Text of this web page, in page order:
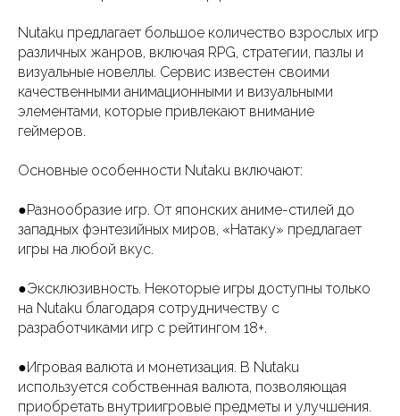
Nutaku предлагает большое количество взрослых игр
различных жанров, включая RPG, стратегии, пазлы и
визуальные новеллы. Сервис известен своими
качественными анимационными и визуальными
элементами, которые привлекают внимание
геймеров.
Основные особенности Nutaku включают:
●Разнообразие игр. От японских аниме-стилей до
западных фэнтезийных миров, «Натаку» предлагает
игры на любой вкус.
●Эксклюзивность. Некоторые игры доступны только
на Nutaku благодаря сотрудничеству с
разработчиками игр с рейтингом 18+.
●Игровая валюта и монетизация. В Nutaku
используется собственная валюта, позволяющая
приобретать внутриигровые предметы и улучшения.